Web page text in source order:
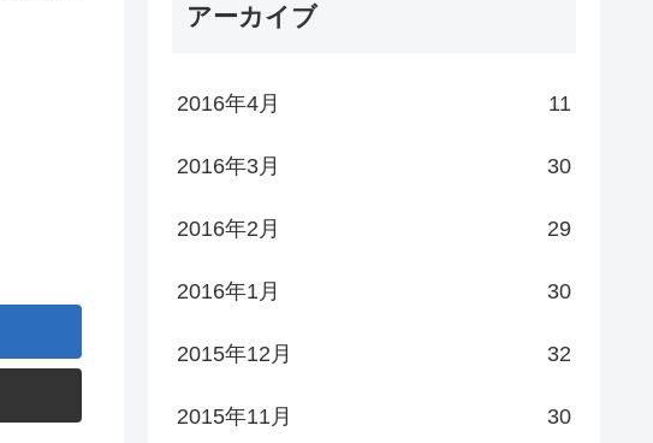
アーカイブ
2016年4月 11
2016年3月 30
2016年2月 29
2016年1月 30
2015年12月 32
2015年11月 30